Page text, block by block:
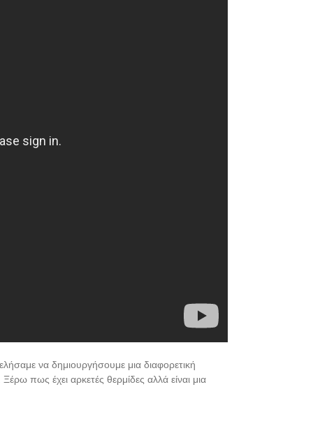
να δημιουργήσουμε μια διαφορετική
πως έχει αρκετές θερμίδες αλλά είναι μια